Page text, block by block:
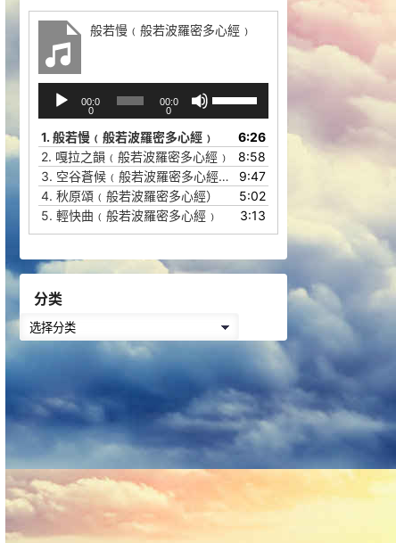
般若慢﹙般若波羅密多心經﹚
播
放
器
00:0
0
00:0
0
/
下
箭
头
键
增
高
1. 般若慢﹙般若波羅密多心經﹚
6:26
2. 嘎拉之韻﹙般若波羅密多心經﹚
8:58
3. 空谷蒼候﹙般若波羅密多心經﹚
9:47
4. 秋原頌﹙般若波羅密多心經）
5:02
5. 輕快曲﹙般若波羅密多心經﹚ 3:13
分类
分
类